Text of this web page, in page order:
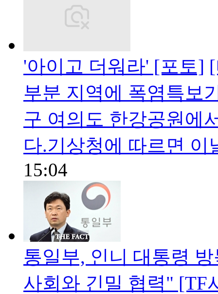
'아이고 더워라' [포토]
부분 지역에 폭염특보
구 여의도 한강공원에
다.기상청에 따르면 이
15:04
통일부, 인니 대통령
사회와 긴밀 협력" [TF